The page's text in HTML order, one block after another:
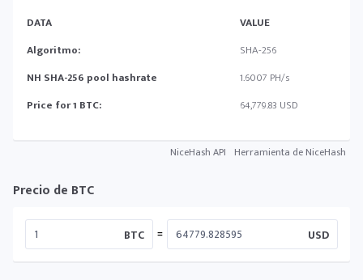
DATA
VALUE
Algoritmo:
SHA-256
NH SHA-256 pool hashrate
1.6007 PH/s
Price for 1 BTC:
64,779.83 USD
NiceHash API Herramienta de NiceHash
Precio de BTC
BTC = USD